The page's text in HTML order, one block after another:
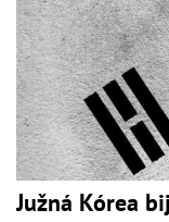
Južná Kórea